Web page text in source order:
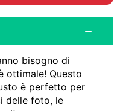
bisogno di
ottimale! Questo
è perfetto per
delle foto, le